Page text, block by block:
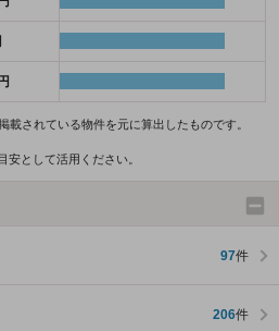
載されている物件を元に算出したものです。
として活用ください。
97件
206件